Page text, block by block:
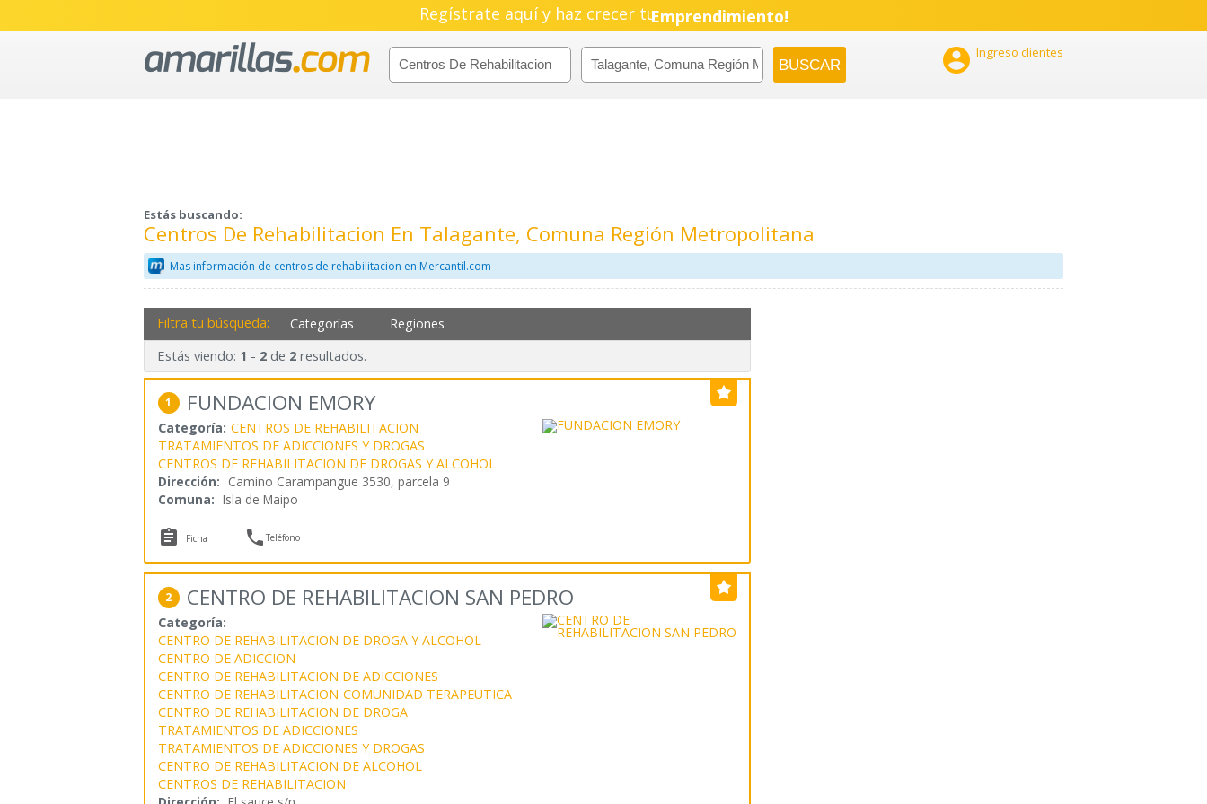
Regístrate aquí y haz crecer tuPyme!
Emprendimiento!
 Ingreso clientes
Estás buscando:
Centros De Rehabilitacion En Talagante, Comuna Región Metropolitana
Mas información de centros de rehabilitacion en Mercantil.com
Filtra tu búsqueda: Categorías Regiones
Estás viendo: 1 - 2de 2resultados.
1 FUNDACION EMORY
Categoría: CENTROS DE REHABILITACION
TRATAMIENTOS DE ADICCIONES Y DROGAS
CENTROS DE REHABILITACION DE DROGAS Y ALCOHOL
Dirección: Camino Carampangue 3530, parcela 9
Comuna: Isla de Maipo
 Ficha Teléfono
2 CENTRO DE REHABILITACION SAN PEDRO
Categoría:
CENTRO DE REHABILITACION DE DROGA Y ALCOHOL
CENTRO DE ADICCION
CENTRO DE REHABILITACION DE ADICCIONES
CENTRO DE REHABILITACION COMUNIDAD TERAPEUTICA
CENTRO DE REHABILITACION DE DROGA
TRATAMIENTOS DE ADICCIONES
TRATAMIENTOS DE ADICCIONES Y DROGAS
CENTRO DE REHABILITACION DE ALCOHOL
CENTROS DE REHABILITACION